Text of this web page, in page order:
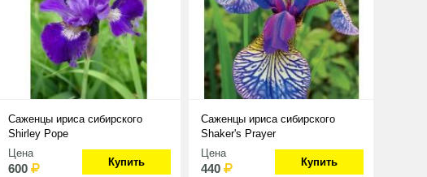
Саженцы ириса сибирского
Shirley Pope
Цена
600 Купить
Саженцы ириса сибирского
Shaker's Prayer
Цена
440 Купить